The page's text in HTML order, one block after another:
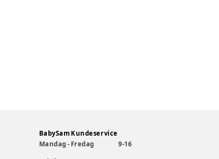
BabySam Kundeservice
Mandag - Fredag
9-16